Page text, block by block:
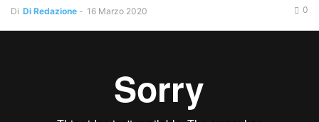
Di Di Redazione - 16 Marzo 2020 0